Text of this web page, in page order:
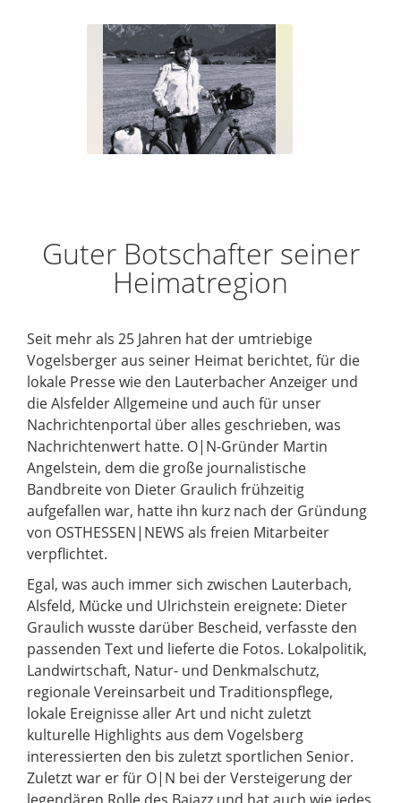
Guter Botschafter seiner
Heimatregion
Seit mehr als 25 Jahren hat der umtriebige
Vogelsberger aus seiner Heimat berichtet, für die
lokale Presse wie den Lauterbacher Anzeiger und
die Alsfelder Allgemeine und auch für unser
Nachrichtenportal über alles geschrieben, was
Nachrichtenwert hatte. O|N-Gründer Martin
Angelstein, dem die große journalistische
Bandbreite von Dieter Graulich frühzeitig
aufgefallen war, hatte ihn kurz nach der Gründung
von OSTHESSEN|NEWS als freien Mitarbeiter
verpflichtet.
Egal, was auch immer sich zwischen Lauterbach,
Alsfeld, Mücke und Ulrichstein ereignete: Dieter
Graulich wusste darüber Bescheid, verfasste den
passenden Text und lieferte die Fotos. Lokalpolitik,
Landwirtschaft, Natur- und Denkmalschutz,
regionale Vereinsarbeit und Traditionspflege,
lokale Ereignisse aller Art und nicht zuletzt
kulturelle Highlights aus dem Vogelsberg
interessierten den bis zuletzt sportlichen Senior.
Zuletzt war er für O|N bei der Versteigerung der